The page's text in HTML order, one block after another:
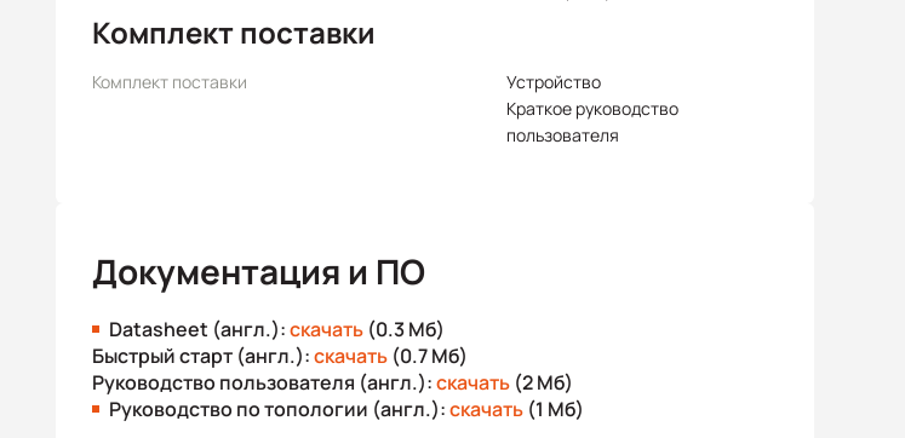
Комплект поставки
Комплект поставки
Устройство
Краткое руководство
пользователя
Документация и ПО
Datasheet (англ.):скачать (0.3 Мб)
Быстрый старт (англ.):скачать (0.7 Мб)
Руководство пользователя (англ.):скачать (2 Мб)
Руководство по топологии (англ.):скачать (1 Мб)